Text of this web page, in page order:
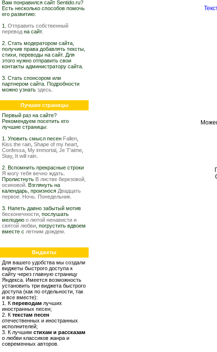
Вам понравился сайт Sentido.ru?
Есть несколько способов помочь
его развитию:
1. Отправить собственный
перевод на сайт.
2. Стать модератором сайта,
получив права добавлять тексты,
стихи, переводы на сайт. Для
этого нужно отправить свои
контакты администратору сайта.
3. Стать спонсором или
партнером сайта. Подробности
можно узнать здесь
Лучшие страницы
Первый раз на сайте?
Рекомендуем посетить его
лучшие страницы:
1. Уловить смысл песен Fallen
Kiss the rain Shape of my heart
Confessa My immortal Je T'aime
Stay, It will rain
2. Вспомнить прекрасные строки
Я могу тебя вечно ждать
Пролистнуть В листве березовой,
осиновой . Взглянуть на
календарь, произнося Двадцать
первое. Ночь. Понедельник.
3. Напеть давно забытый мотив
бесконечности , послушать
мелодию о лютой ненависти и
святой любви , погрустить вдвоем
вместе с летним дождем
Виджеты
Для вашего удобства мы создали
виджеты быстрого доступа к
сайту через главную страницу
Яндекса. Имеется возможность
установить три виджета быстрого
доступа (как по отдельности, так
и все вместе):
1. К переводам лучших
иностранных песен;
2. К текстам песен
отечественных и иностранных
исполнителей;
3. К лучшим стихам и рассказам
о любви классиков жанра и
современных авторов.